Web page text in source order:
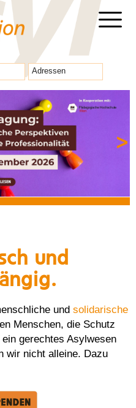
Adressen
und
und solidarische
Menschen, die Schutz
gerechtes Asylwesen
wir nicht alleine. Dazu